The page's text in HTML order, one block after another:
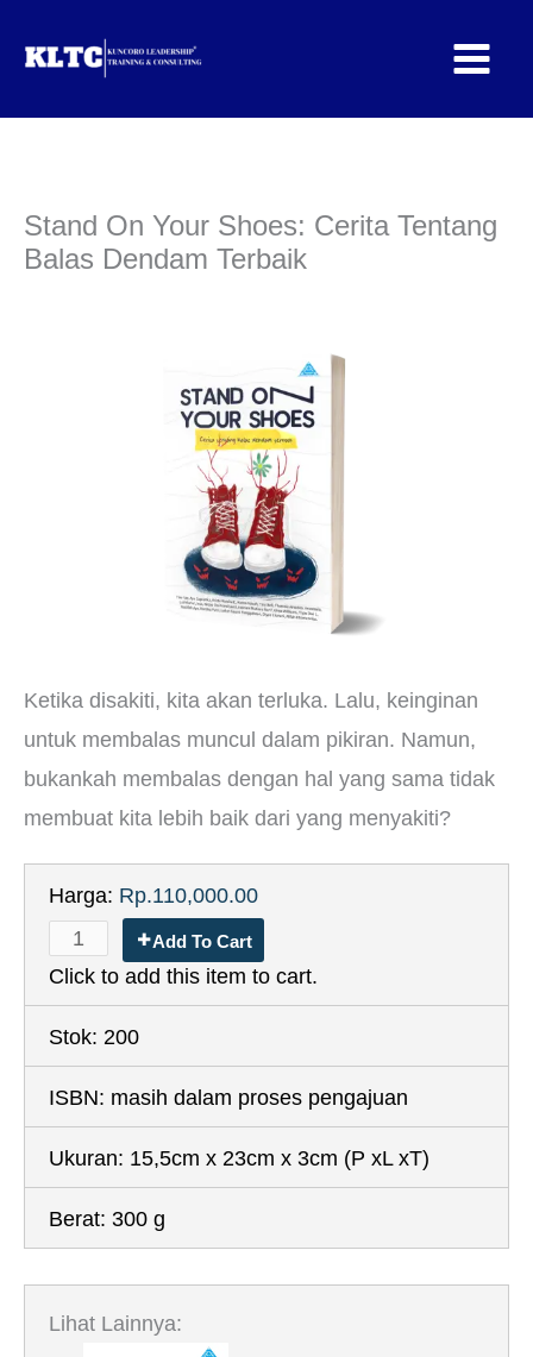
Stand On Your Shoes: Cerita Tentang
Balas Dendam Terbaik
Ketika disakiti, kita akan terluka. Lalu, keinginan
untuk membalas muncul dalam pikiran. Namun,
bukankah membalas dengan hal yang sama tidak
membuat kita lebih baik dari yang menyakiti?
Harga: Rp.110,000.00
Add To Cart
Click to add this item to cart.
Stok: 200
ISBN: masih dalam proses pengajuan
Ukuran: 15,5cm x 23cm x 3cm (P xL xT)
Berat: 300 g
Lihat Lainnya: